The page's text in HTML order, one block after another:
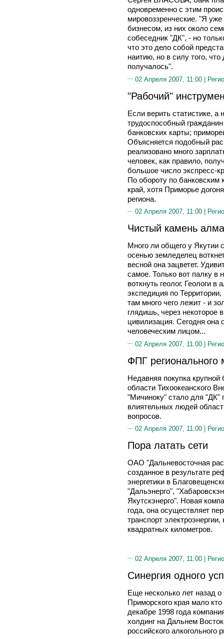
одновременно с этим
мировоззренческие. "Я
бизнесом, из них около
собеседник "ДК", - но
что это дело собой
наитию, но в силу того,
получалось".
02 Апреля 2007, 11:00 |
"Рабочий"
Если верить статистике, а
трудоспособный
банковских карты;
Объясняется подобный
реализовано много
человек, как правило,
большое число экспресс-
По обороту по банковским
край, хотя Приморье
региона.
02 Апреля 2007, 11:00 |
Чистый камень
Много ли общего у Якутии
осенью земледелец
весной она зацветет.
самое. Только вот палку в
воткнуть геолог. Геологи
экспедиция по
там много чего лежит - и
глядишь, через некоторое
цивилизация. Сегодня она
человеческим лицом...
02 Апреля 2007, 11:00 |
ФПГ регионального
Недавняя покупка крупной
области Тихоокеанского
"Мичиноку" стало для "ДК"
влиятельных людей
вопросов.
02 Апреля 2007, 11:00 |
Пора латать сети
ОАО "Дальневосточная
созданное в результате
энергетики в
"Дальэнерго",
Якутскэнерго". Новая
года, она осуществляет
транспорт
квадратных километров.
02 Апреля 2007, 11:00 |
Синергия одного
Еще несколько лет назад
Приморского края мало
декабре 1998 года
холдинг на Дальнем
российского алкогольного